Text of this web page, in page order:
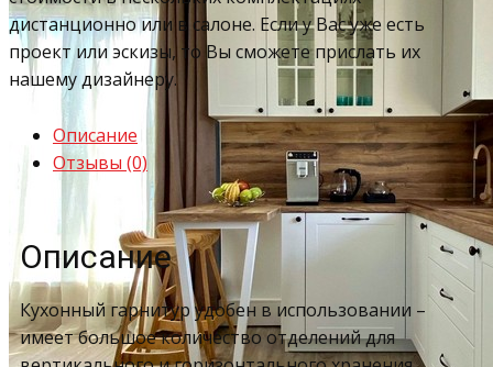
дистанционно или в салоне. Если у Вас уже есть
проект или эскизы, то Вы сможете прислать их
нашему дизайнеру.
Описание
Отзывы (0)
Описание
Кухонный гарнитур удобен в использовании –
имеет большое количество отделений для